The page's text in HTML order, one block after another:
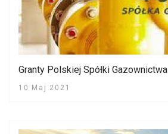
Granty Polskiej Spółki Gazownictwa
10 Maj 2021